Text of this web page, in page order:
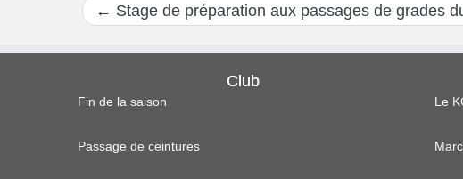
← Stage de préparation aux passages de grades
Club
Fin de la saison
Passage de ceintures
Le